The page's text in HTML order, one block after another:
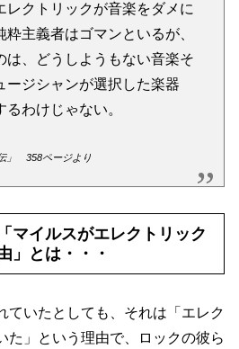
レクトリックが音楽をダメに
主義者はゴマンといるが、
は、どうしようもない音楽そ
ージシャンが選択した楽器
わけじゃない。
」 358ページより
マイルスがエレクトリック
」とは・・・
ていたとしても、それは「エレク
た」という理由で、ロックの彼ら